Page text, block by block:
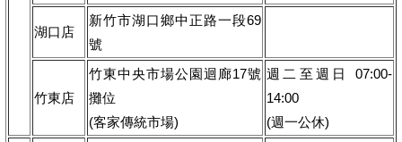
湖口店
新竹市湖口鄉中正路一段69
號
竹東店
竹東中央市場公園迴廊17號
攤位
(客家傳統市場)
週二至週日 07:00-
14:00
(週一公休)